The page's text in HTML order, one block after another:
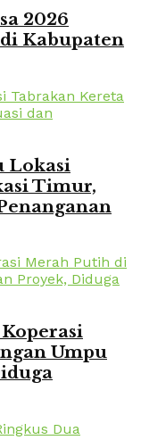
2026
Kabupaten
Lokasi
Timur,
Umpu